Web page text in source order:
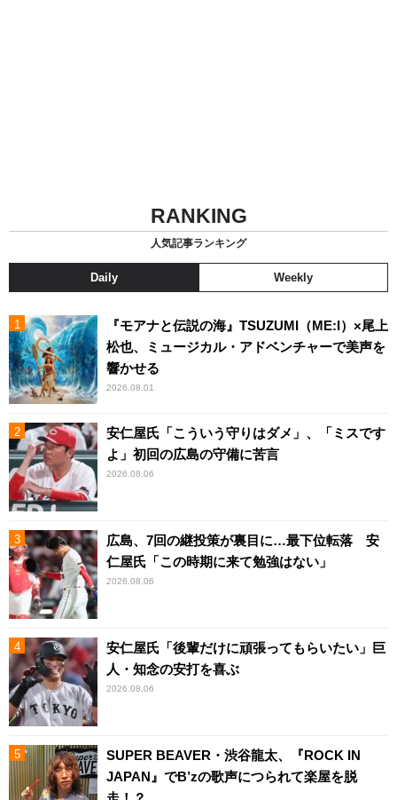
RANKING
人気記事ランキング
Daily Weekly
『モアナと伝説の海』TSUZUMI（ME:I）×尾上
松也、ミュージカル・アドベンチャーで美声を
響かせる
2026.08.01
安仁屋氏「こういう守りはダメ」、「ミスです
よ」初回の広島の守備に苦言
2026.08.06
広島、7回の継投策が裏目に…最下位転落 安
仁屋氏「この時期に来て勉強はない」
2026.08.06
安仁屋氏「後輩だけに頑張ってもらいたい」巨
人・知念の安打を喜ぶ
2026.08.06
SUPER BEAVER・渋谷龍太、『ROCK IN
JAPAN』でB’zの歌声につられて楽屋を脱